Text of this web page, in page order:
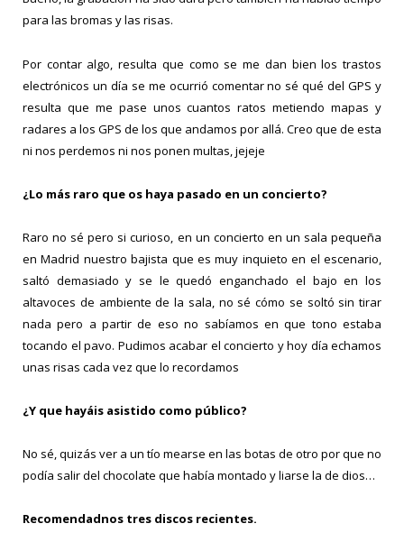
para las bromas y las risas.
Por contar algo, resulta que como se me dan bien los trastos
electrónicos un día se me ocurrió comentar no sé qué del GPS y
resulta que me pase unos cuantos ratos metiendo mapas y
radares a los GPS de los que andamos por allá. Creo que de esta
ni nos perdemos ni nos ponen multas, jejeje
¿Lo más raro que os haya pasado en un concierto?
Raro no sé pero si curioso, en un concierto en un sala pequeña
en Madrid nuestro bajista que es muy inquieto en el escenario,
saltó demasiado y se le quedó enganchado el bajo en los
altavoces de ambiente de la sala, no sé cómo se soltó sin tirar
nada pero a partir de eso no sabíamos en que tono estaba
tocando el pavo. Pudimos acabar el concierto y hoy día echamos
unas risas cada vez que lo recordamos
¿Y que hayáis asistido como público?
No sé, quizás ver a un tío mearse en las botas de otro por que no
podía salir del chocolate que había montado y liarse la de dios…
Recomendadnos tres discos recientes.